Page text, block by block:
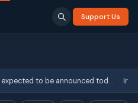
Support Us
to be announced tod… · Iran's